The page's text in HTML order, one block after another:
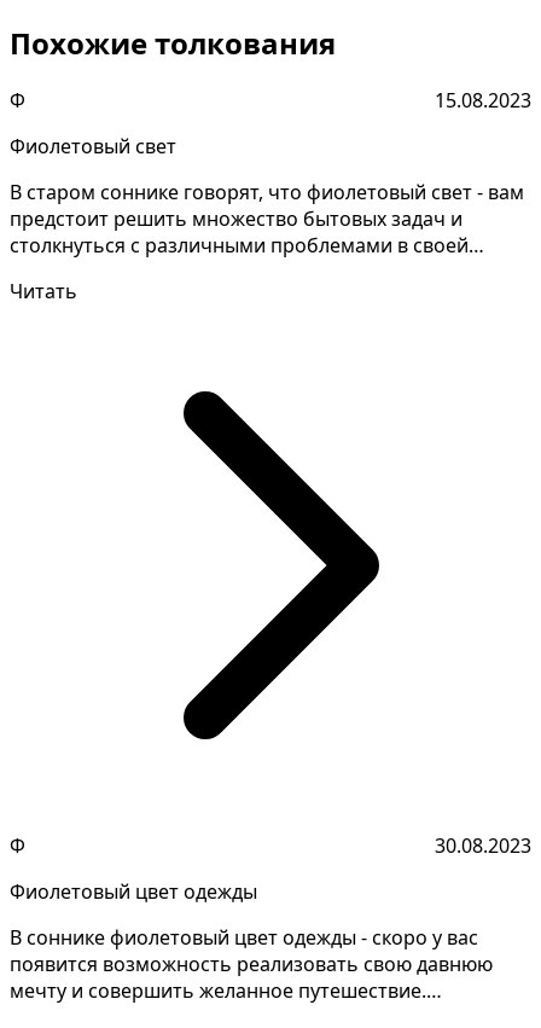
Похожие толкования
Ф
15.08.2023
Фиолетовый свет
В старом соннике говорят, что фиолетовый свет - вам
предстоит решить множество бытовых задач и
столкнуться с различными проблемами в своей
Читать
Ф
30.08.2023
Фиолетовый цвет одежды
В соннике фиолетовый цвет одежды - скоро у вас
появится возможность реализовать свою давнюю
мечту и совершить желанное путешествие.